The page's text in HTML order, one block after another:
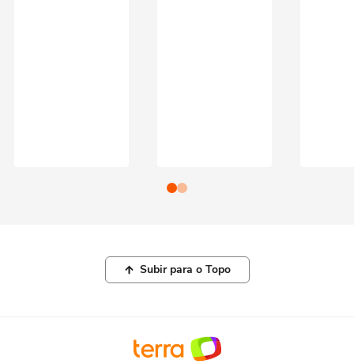
Subir para o Topo